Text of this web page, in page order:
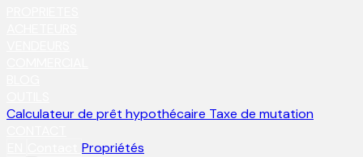
Calculateur de prêt hypothécaire Taxe de mutation
Propriétés